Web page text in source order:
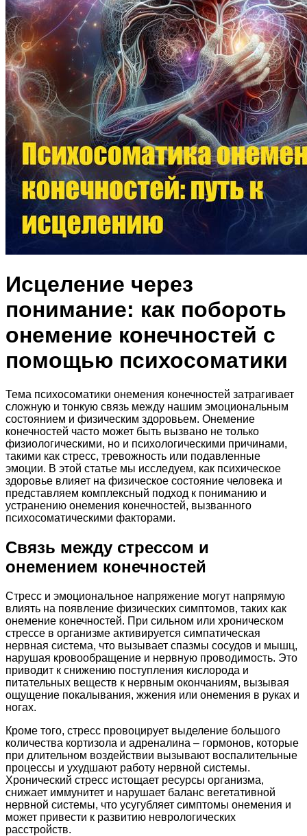
Исцеление через
понимание: как побороть
онемение конечностей с
помощью психосоматики
Тема психосоматики онемения конечностей затрагивает
сложную и тонкую связь между нашим эмоциональным
состоянием и физическим здоровьем. Онемение
конечностей часто может быть вызвано не только
физиологическими, но и психологическими причинами,
такими как стресс, тревожность или подавленные
эмоции. В этой статье мы исследуем, как психическое
здоровье влияет на физическое состояние человека и
представляем комплексный подход к пониманию и
устранению онемения конечностей, вызванного
психосоматическими факторами.
Связь между стрессом и
онемением конечностей
Стресс и эмоциональное напряжение могут напрямую
влиять на появление физических симптомов, таких как
онемение конечностей. При сильном или хроническом
стрессе в организме активируется симпатическая
нервная система, что вызывает спазмы сосудов и мышц,
нарушая кровообращение и нервную проводимость. Это
приводит к снижению поступления кислорода и
питательных веществ к нервным окончаниям, вызывая
ощущение покалывания, жжения или онемения в руках и
ногах.
Кроме того, стресс провоцирует выделение большого
количества кортизола и адреналина – гормонов, которые
при длительном воздействии вызывают воспалительные
процессы и ухудшают работу нервной системы.
Хронический стресс истощает ресурсы организма,
снижает иммунитет и нарушает баланс вегетативной
нервной системы, что усугубляет симптомы онемения и
может привести к развитию неврологических
расстройств.